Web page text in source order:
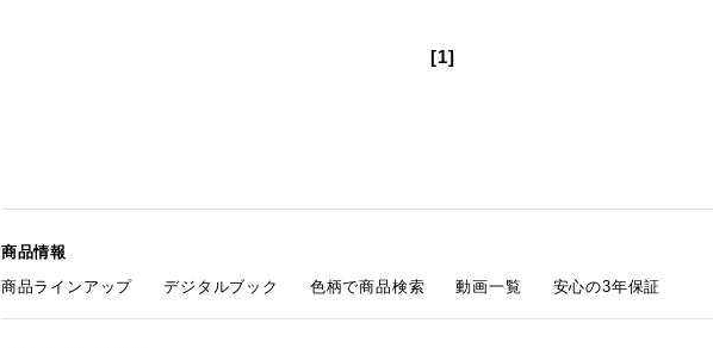
[1]
商品情報
商品ラインアップ
デジタルブック 色柄で商品検索 動画一覧 安心の3年保証